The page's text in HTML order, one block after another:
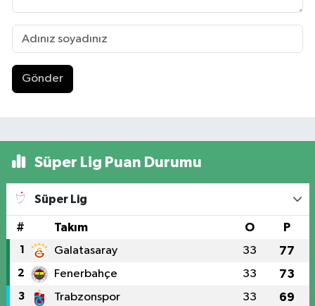
Gönder
Süper Lig Puan Durumu
Süper Lig
# Takım O P
1 Galatasaray 33 77
2 Fenerbahçe 33 73
3 Trabzonspor 33 69